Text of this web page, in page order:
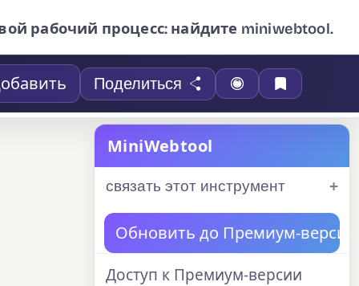
рабочий процесс: найдите miniwebtool.
Поделиться
MiniWebtool
связать этот инструмент
Обновить до Премиум-версии
Доступ к Премиум-версии